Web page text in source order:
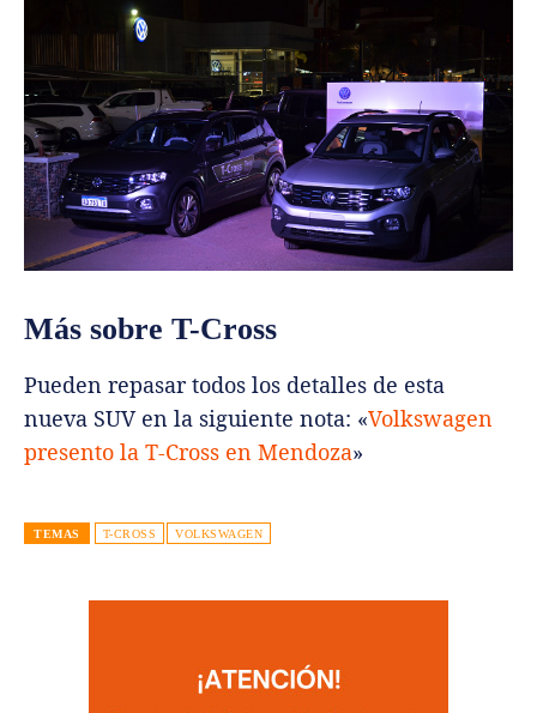
Más sobre T-Cross
Pueden repasar todos los detalles de esta
nueva SUV en la siguiente nota: «Volkswagen
presento la T-Cross en Mendoza»
TEMAS T-CROSS VOLKSWAGEN